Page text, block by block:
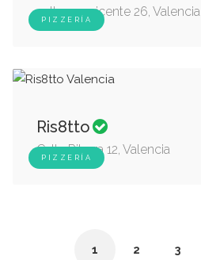
PIZZERÍA
calle san vicente 26, Valencia
PIZZERÍA
Ris8tto
Calle Ribera 12, Valencia
1 2 3